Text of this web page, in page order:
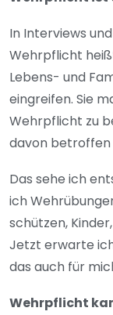
In Interviews
Wehrpflicht
Lebens- und
eingreifen. Sie
Wehrpflicht zu
davon betroffen
Das sehe ich
ich
schützen,
Jetzt erwarte
das auch für
Wehrpflicht